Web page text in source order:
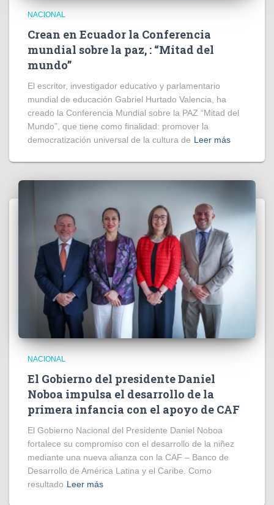
NACIONAL
Crean en Ecuador la Conferencia
mundial sobre la paz, : “Mitad del
mundo”
El escritor, investigador educativo y parlamentario
mundial de educación Gabriel Hurtado Valencia, ha
creado la Conferencia Mundial sobre la PAZ “Mitad del
Mundo”, que tiene como finalidad: promover la
democratización universal de la cultura de Leer más
NACIONAL
El Gobierno del presidente Daniel
Noboa impulsa el desarrollo de la
primera infancia con el apoyo de CAF
El Gobierno Nacional del Presidente Daniel Noboa
fortalece su compromiso con el desarrollo de la niñez
mediante una nueva alianza con la CAF – Banco de
Desarrollo de América Latina y el Caribe. Como
resultado Leer más